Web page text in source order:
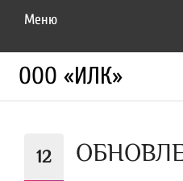
Меню
ООО «ИЛК»
12